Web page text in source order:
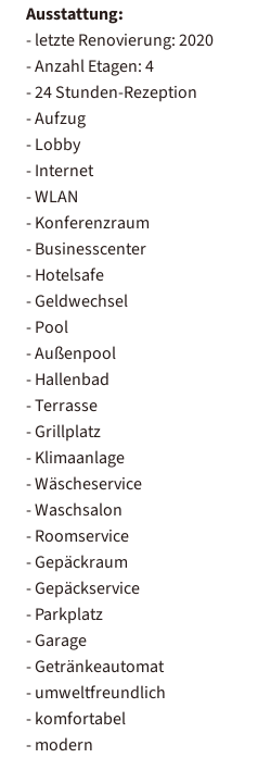
Ausstattung:
- letzte Renovierung: 2020
- Anzahl Etagen: 4
- 24 Stunden-Rezeption
- Aufzug
- Lobby
- Internet
- WLAN
- Konferenzraum
- Businesscenter
- Hotelsafe
- Geldwechsel
- Pool
- Außenpool
- Hallenbad
- Terrasse
- Grillplatz
- Klimaanlage
- Wäscheservice
- Waschsalon
- Roomservice
- Gepäckraum
- Gepäckservice
- Parkplatz
- Garage
- Getränkeautomat
- umweltfreundlich
- komfortabel
- modern